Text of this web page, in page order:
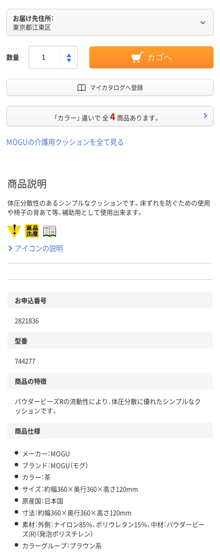
お届け先住所：
東京都江東区
数量 カゴへ
マイカタログへ登録
「カラー」 違いで 全4 商品あります。
MOGUの介護用クッションを全て見る
商品説明
体圧分散性のあるシンプルなクッションです。床ずれを防ぐための使用
や椅子の背あて等、補助用として使用出来ます。
アイコンの説明
お申込番号
2821836
型番
744277
商品の特徴
パウダービーズRの流動性により、体圧分散に優れたシンプルなク
ッションです。
商品仕様
メーカー：MOGU
ブランド：MOGU（モグ）
カラー：茶
サイズ：約幅360×奥行360×高さ120mm
原産国：日本国
寸法：約幅360×奥行360×高さ120mm
素材：外側：ナイロン85％、ポリウレタン15％、中材：パウダービー
ズ(R)（発泡ポリスチレン）
カラーグループ：ブラウン系